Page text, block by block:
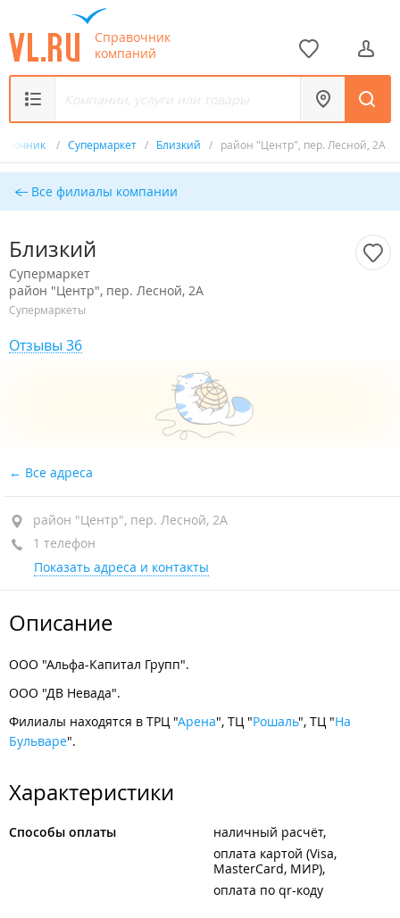
Справочник
компаний
/ Супермаркет / Близкий / район "Центр", пер. Лесной, 2А
Все филиалы компании
Близкий
Супермаркет
район "Центр", пер. Лесной, 2А
Супермаркеты
Отзывы 36
Все адреса
район "Центр", пер. Лесной, 2А
1 телефон
Показать адреса и контакты
Описание
ООО "Альфа-Капитал Групп".
ООО "ДВ Невада".
Филиалы находятся в ТРЦ "Арена", ТЦ "Рошаль", ТЦ "На
Бульваре".
Характеристики
Способы оплаты
наличный расчёт
оплата картой (Visa,
MasterCard, МИР)
оплата по qr-коду